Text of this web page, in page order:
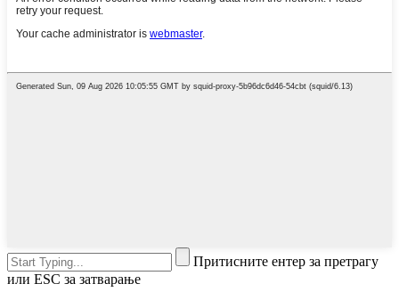
Притисните ентер за претрагу
или ESC за затварање